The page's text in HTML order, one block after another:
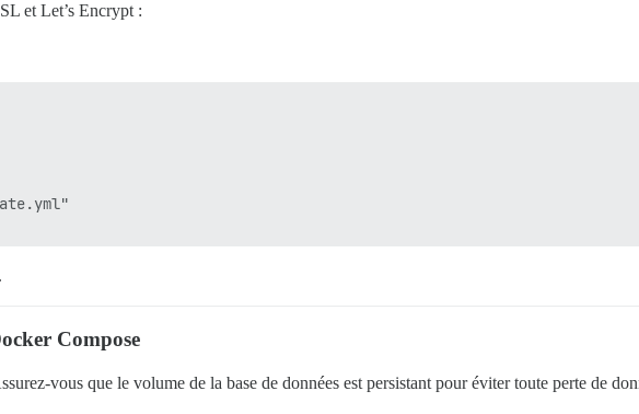
et Let’s Encrypt :
.
Compose
vous que le volume de la base de données est persistant pour éviter toute perte de